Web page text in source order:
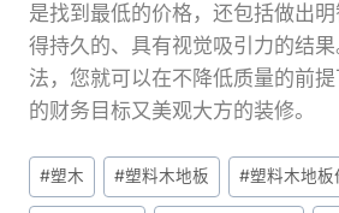
是找到最低的价格，还包括做出
得持久的、具有视觉吸引力的结
法，您就可以在不降低质量的前
的财务目标又美观大方的装修。
文
章
#塑木 #塑料木地板 #塑料木地板